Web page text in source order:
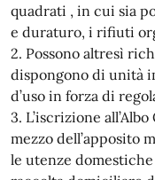
quadrati , in cui sia
e duraturo, i rifiuti
2. Possono altresì
dispongono di unità
d’uso in forza di
3. L’iscrizione
mezzo dell’apposito
le utenze